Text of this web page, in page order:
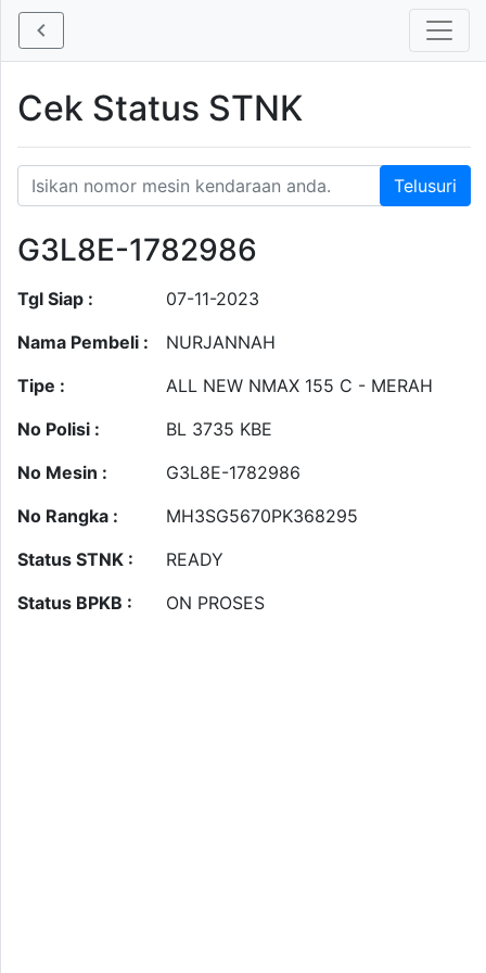
Cek Status STNK
G3L8E-1782986
Tgl Siap :
07-11-2023
Nama Pembeli :
NURJANNAH
Tipe :
ALL NEW NMAX 155 C - MERAH
No Polisi :
BL 3735 KBE
No Mesin :
G3L8E-1782986
No Rangka :
MH3SG5670PK368295
Status STNK :
READY
Status BPKB :
ON PROSES